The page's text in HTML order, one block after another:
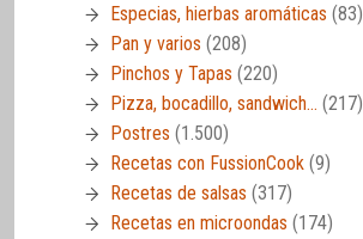
Especias, hierbas aromáticas (83)
Pan y varios (208)
Pinchos y Tapas (220)
Pizza, bocadillo, sandwich… (217)
Postres (1.500)
Recetas con FussionCook (9)
Recetas de salsas (317)
Recetas en microondas (174)